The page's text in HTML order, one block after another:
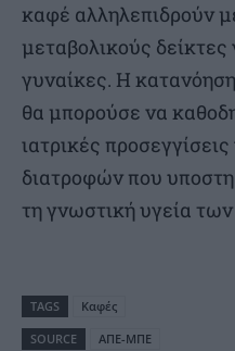
καφέ αλληλεπιδρούν
μεταβολικούς δείκτες
γυναίκες. Η
θα μπορούσε να
ιατρικές
διατροφών που
τη γνωστική υγεία
TAGS
Καφές
SOURCE
ΑΠΕ-ΜΠΕ